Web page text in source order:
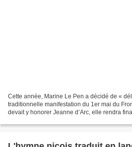
Cette année, Marine Le Pen a décidé de «
traditionnelle manifestation du 1er mai du
devait y honorer Jeanne d’Arc, elle rendra